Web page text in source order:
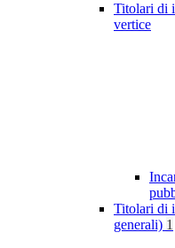
Titolari di
vertice
Titolari di
generali) 1